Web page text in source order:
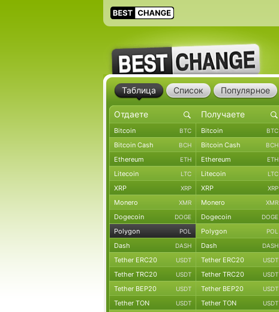
Таблица Список Популярное
Bitcoin BTC Bitcoin BTC
Bitcoin Cash BCH Bitcoin Cash BCH
Ethereum ETH Ethereum ETH
Litecoin LTC Litecoin LTC
XRP XRP XRP XRP
Monero XMR Monero XMR
Dogecoin DOGE Dogecoin DOGE
Polygon POL Polygon POL
Dash DASH Dash DASH
Tether ERC20 USDT Tether ERC20 USDT
Tether TRC20 USDT Tether TRC20 USDT
Tether BEP20 USDT Tether BEP20 USDT
Tether TON USDT Tether TON USDT